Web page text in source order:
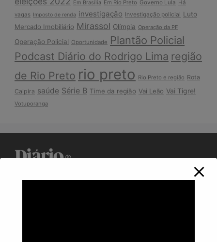
Em Brasília Em Rio Preto Governo Lula Há
vagas
Imposto de renda investigação Investigação policial Luto
Mercado Imobiliário Mirassol Olímpia Operação da PF
Operação Policial Oportunidade Plantão Policial
Podcast Diário do Rodrigo Lima região
de Rio Preto rio preto Rio Preto e região Rota
Caipira saúde Série B Time da região Vai Leão Vai Tigre!
Votuporanga